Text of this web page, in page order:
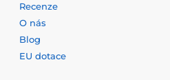
Recenze
O nás
Blog
EU dotace